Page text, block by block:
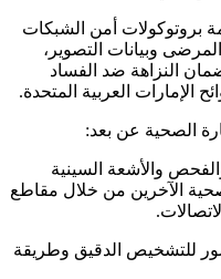
بروتوكولات أمن الشبكات
وبيانات التصوير،
النزاهة ضد الفساد
الإمارات العربية المتحدة.
الصحية عن بعد:
والأشعة السينية
الآخرين من خلال مقاطع
للتشخيص الدقيق وطريقة